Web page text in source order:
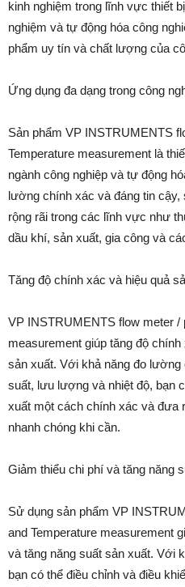
kinh nghiệm trong lĩnh vực thiết
nghiệm và tự động hóa công
phẩm uy tín và chất lượng của
Ứng dụng đa dạng trong công
Sản phẩm VP INSTRUMENTS
Temperature measurement là
ngành công nghiệp và tự động
lường chính xác và đáng tin
rộng rãi trong các lĩnh vực như
dầu khí, sản xuất, gia công và
Tăng độ chính xác và hiệu quả
VP INSTRUMENTS flow meter /
measurement giúp tăng độ
sản xuất. Với khả năng đo
suất, lưu lượng và nhiệt độ, bạn
xuất một cách chính xác và đưa
nhanh chóng khi cần.
Giảm thiểu chi phí và tăng năng
Sử dụng sản phẩm VP
and Temperature measurement
và tăng năng suất sản xuất. Với
bạn có thể điều chỉnh và điều